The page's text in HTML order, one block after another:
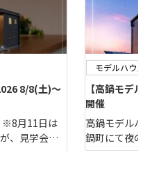
8/8(土)～
※8月11日は
、見学会は
鍋モデル概
モデルハウス
【高鍋モデ
開催
高鍋モデルハ
鍋町にて夜の
じれない“夜”